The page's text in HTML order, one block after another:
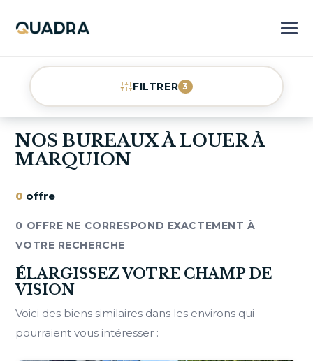
FILTRER 3
NOS BUREAUX À LOUER À
MARQUION
0 offre
0 OFFRE NE CORRESPOND EXACTEMENT À
VOTRE RECHERCHE
ÉLARGISSEZ VOTRE CHAMP DE
VISION
Voici des biens similaires dans les environs qui
pourraient vous intéresser :